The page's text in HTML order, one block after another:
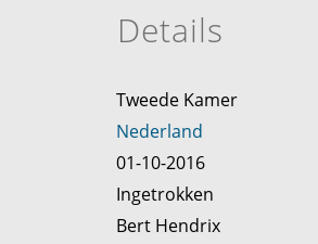
Details
Tweede Kamer
Nederland
01-10-2016
Ingetrokken
Bert Hendrix